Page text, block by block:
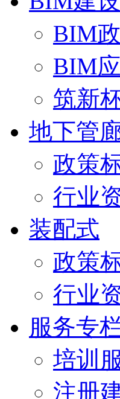
BIM
BIM
筑新
地下管
政策
行业
装配式
政策
行业
服务专
培训
注册